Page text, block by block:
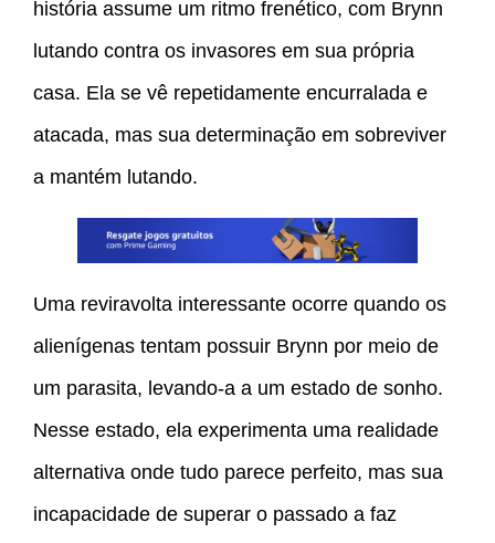
história assume um ritmo frenético, com Brynn
lutando contra os invasores em sua própria
casa. Ela se vê repetidamente encurralada e
atacada, mas sua determinação em sobreviver
a mantém lutando.
Uma reviravolta interessante ocorre quando os
alienígenas tentam possuir Brynn por meio de
um parasita, levando-a a um estado de sonho.
Nesse estado, ela experimenta uma realidade
alternativa onde tudo parece perfeito, mas sua
incapacidade de superar o passado a faz